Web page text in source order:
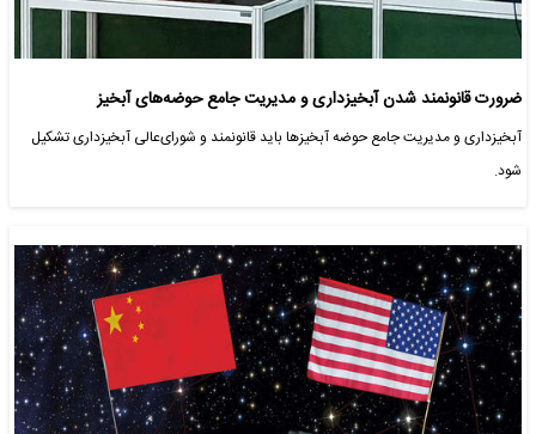
ضرورت قانونمند شدن آبخیزداری و مدیریت جامع حوضه‌های آبخیز
آبخیزداری و مدیریت جامع حوضه آبخیزها باید قانونمند و شورای‌عالی آبخیزداری تشکیل
شود.